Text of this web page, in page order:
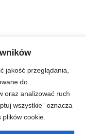
jakość przeglądania,
do
oraz analizować ruch
wszystkie” oznacza
cookie.